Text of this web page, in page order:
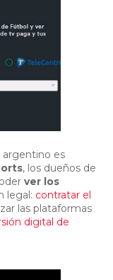
argentino es
, los dueños de
ver los
legal: contratar el
las plataformas
digital de